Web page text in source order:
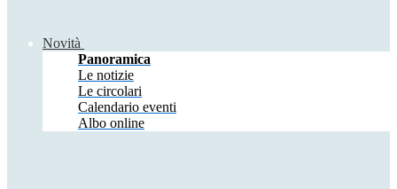
Novità
Panoramica
Le notizie
Le circolari
Calendario eventi
Albo online